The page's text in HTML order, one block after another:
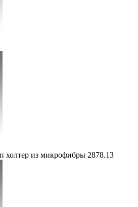
холтер из микрофибры 2878.13